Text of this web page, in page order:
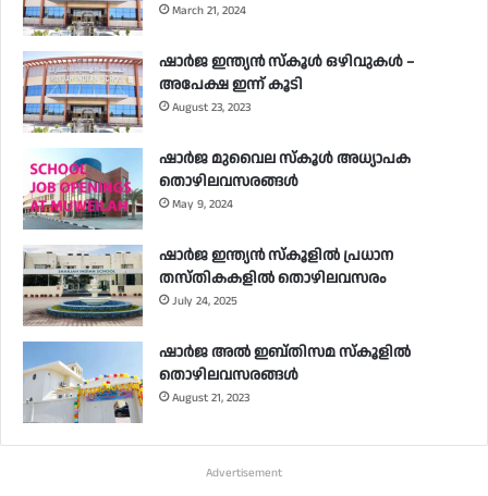
March 21, 2024
ഷാർജ ഇന്ത്യൻ സ്‌കൂൾ ഒഴിവുകൾ –
അപേക്ഷ ഇന്ന് കൂടി
August 23, 2023
ഷാർജ മുവൈല സ്‌കൂൾ അധ്യാപക
തൊഴിലവസരങ്ങൾ
May 9, 2024
ഷാർജ ഇന്ത്യൻ സ്‌കൂളിൽ പ്രധാന
തസ്തികകളിൽ തൊഴിലവസരം
July 24, 2025
ഷാർജ അൽ ഇബ്തിസമ സ്‌കൂളിൽ
തൊഴിലവസരങ്ങൾ
August 21, 2023
Advertisement